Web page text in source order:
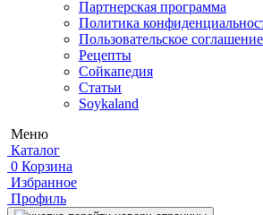
Партнерская программа
Политика
Пользовательское соглашение
Рецепты
Сойкапедия
Статьи
Soykaland
Меню
Каталог
0 Корзина
Избранное
Профиль